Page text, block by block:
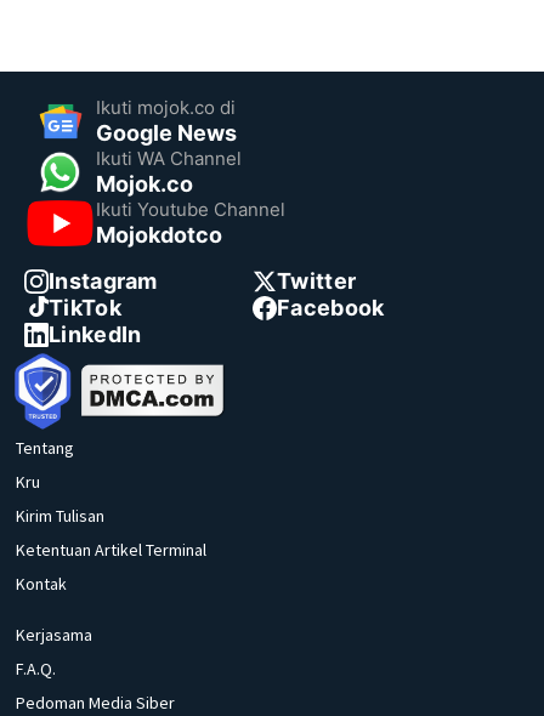
Ikuti mojok.co di
Google News
Ikuti WA Channel
Mojok.co
Ikuti Youtube Channel
Mojokdotco
Instagram
Twitter
TikTok
Facebook
LinkedIn
Tentang
Kru
Kirim Tulisan
Ketentuan Artikel Terminal
Kontak
Kerjasama
F.A.Q.
Pedoman Media Siber